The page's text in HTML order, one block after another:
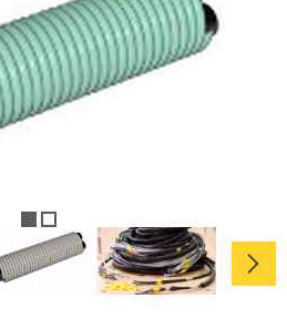
chevron_right